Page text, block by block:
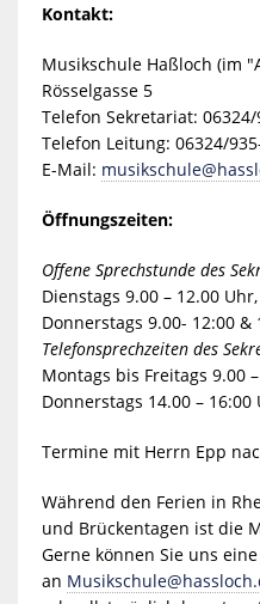
Kontakt:
Musikschule Haßloch (im
Rösselgasse 5
Telefon Sekretariat:
Telefon Leitung: 06324/
E-Mail:
Öffnungszeiten:
Offene Sprechstunde des
Dienstags 9.00 – 12.00
Donnerstags 9.00- 12:00 &
Telefonsprechzeiten des
Montags bis Freitags 9.00
Donnerstags 14.00 – 16:00
Termine mit Herrn Epp
Während den Ferien in
und Brückentagen ist die
Gerne können Sie uns
an